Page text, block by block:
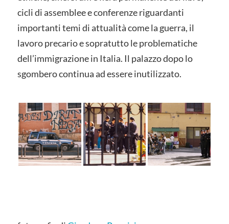
cicli di assemblee e conferenze riguardanti
importanti temi di attualità come la guerra, il
lavoro precario e sopratutto le problematiche
dell’immigrazione in Italia. Il palazzo dopo lo
sgombero continua ad essere inutilizzato.